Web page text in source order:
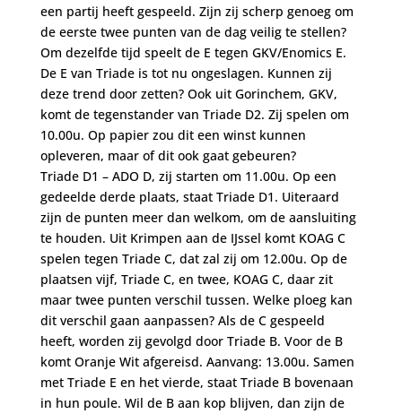
een partij heeft gespeeld. Zijn zij scherp genoeg om
de eerste twee punten van de dag veilig te stellen?
Om dezelfde tijd speelt de E tegen GKV/Enomics E.
De E van Triade is tot nu ongeslagen. Kunnen zij
deze trend door zetten? Ook uit Gorinchem, GKV,
komt de tegenstander van Triade D2. Zij spelen om
10.00u. Op papier zou dit een winst kunnen
opleveren, maar of dit ook gaat gebeuren?
Triade D1 – ADO D, zij starten om 11.00u. Op een
gedeelde derde plaats, staat Triade D1. Uiteraard
zijn de punten meer dan welkom, om de aansluiting
te houden. Uit Krimpen aan de IJssel komt KOAG C
spelen tegen Triade C, dat zal zij om 12.00u. Op de
plaatsen vijf, Triade C, en twee, KOAG C, daar zit
maar twee punten verschil tussen. Welke ploeg kan
dit verschil gaan aanpassen? Als de C gespeeld
heeft, worden zij gevolgd door Triade B. Voor de B
komt Oranje Wit afgereisd. Aanvang: 13.00u. Samen
met Triade E en het vierde, staat Triade B bovenaan
in hun poule. Wil de B aan kop blijven, dan zijn de